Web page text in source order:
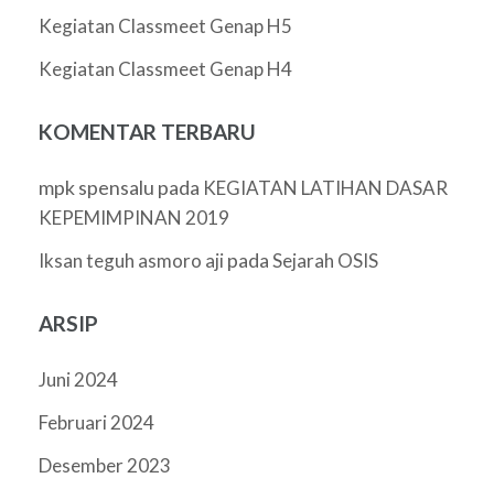
Kegiatan Classmeet Genap H5
Kegiatan Classmeet Genap H4
KOMENTAR TERBARU
mpk spensalu pada KEGIATAN LATIHAN DASAR
KEPEMIMPINAN 2019
Iksan teguh asmoro aji padaSejarah OSIS
ARSIP
Juni 2024
Februari 2024
Desember 2023